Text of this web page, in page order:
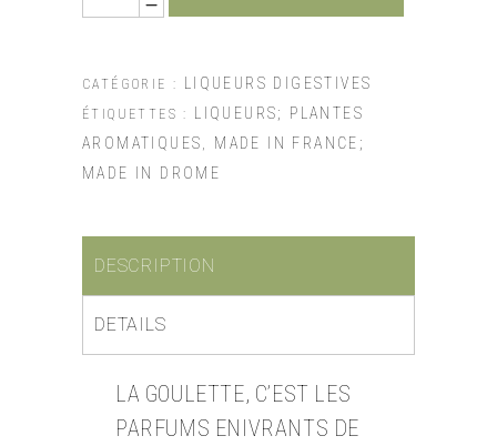
CATÉGORIE : LIQUEURS DIGESTIVES
ÉTIQUETTES :
LIQUEURS; PLANTES
AROMATIQUES , MADE IN FRANCE;
MADE IN DROME
DESCRIPTION
DETAILS
LA GOULETTE, C’EST LES
PARFUMS ENIVRANTS DE